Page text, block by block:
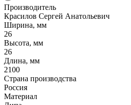
Производитель
Красилов Сергей Анатольевич
Ширина, мм
26
Высота, мм
26
Длина, мм
2100
Страна производства
Россия
Материал